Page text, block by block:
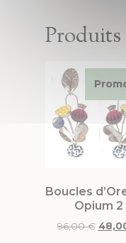
Boucles
Opium 2
96,00€